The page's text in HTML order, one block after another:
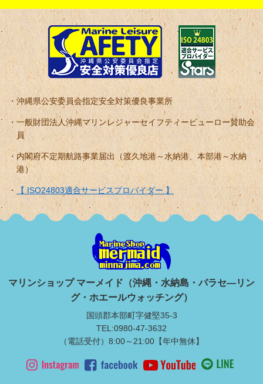
沖縄県公安委員会指定安全対策優良事業所
一般財団法人沖縄マリンレジャーセイフティービューロー賛助会
員
内閣府不定期航路事業届出（渡久地港～水納港、本部港～水納
港）
【 ISO24803適合サービスプロバイダー 】
マリンショップ マーメイド（沖縄・水納島・パラセ―リン
グ・ホエールウォッチング）
国頭郡本部町字健堅35-3
TEL:0980-47-3632
（電話受付）8:00～21:00【年中無休】